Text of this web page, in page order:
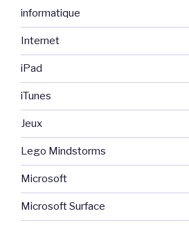
informatique
Internet
iPad
iTunes
Jeux
Lego Mindstorms
Microsoft
Microsoft Surface